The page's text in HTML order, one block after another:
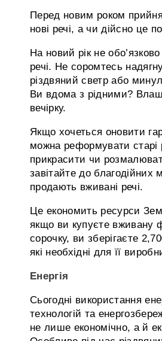
Перед новим роком
нові речі, а чи дійсно це
На новий рік не
речі. Не соромтесь
різдвяний светр або
Ви вдома з рідними?
вечірку.
Якщо хочеться оновити
можна реформувати старі
прикрасити чи
завітайте до благодійних
продають вживані речі.
Це економить ресурси
якщо ви купуєте вживану
сорочку, ви зберігаєте
які необхідні для її
Енергія
Сьогодні використання
технологій та
не лише економічно, а й